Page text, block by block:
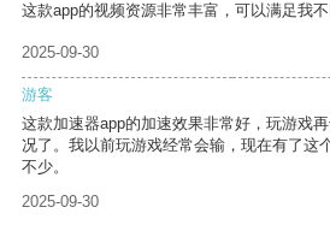
这款app的视频资源非常丰富，可以满足我不
2025-09-30
游客
这款加速器app的加速效果非常好，玩游戏
况了。我以前玩游戏经常会输，现在有了这
不少。
2025-09-30